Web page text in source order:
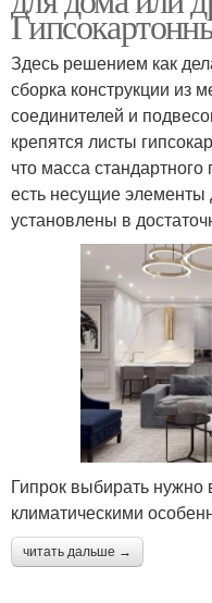
Здесь решением как
сборка конструкции из
соединителей и
крепятся листы
что масса
есть несущие
установлены в
Гипрок выбирать нужно
климатическими
читать дальше →